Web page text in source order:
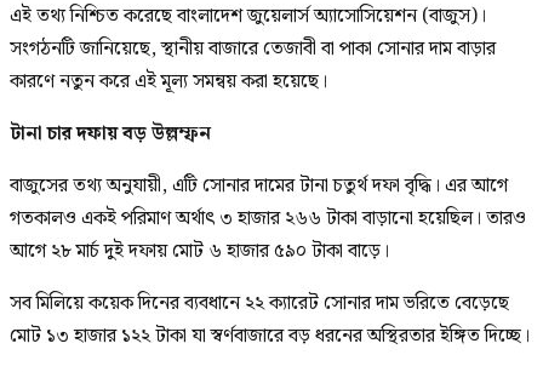
এই তথ্য নিশ্চিত করেছে বাংলাদেশ জুয়েলার্স অ্যাসোসিয়েশন (বাজুস)।
সংগঠনটি জানিয়েছে, স্থানীয় বাজারে তেজাবী বা পাকা সোনার দাম বাড়ার
কারণে নতুন করে এই মূল্য সমন্বয় করা হয়েছে।
টানা চার দফায় বড় উল্লম্ফন
বাজুসের তথ্য অনুযায়ী, এটি সোনার দামের টানা চতুর্থ দফা বৃদ্ধি। এর আগে
গতকালও একই পরিমাণ অর্থাৎ ৩ হাজার ২৬৬ টাকা বাড়ানো হয়েছিল। তারও
আগে ২৮ মার্চ দুই দফায় মোট ৬ হাজার ৫৯০ টাকা বাড়ে।
সব মিলিয়ে কয়েক দিনের ব্যবধানে ২২ ক্যারেট সোনার দাম ভরিতে বেড়েছে
মোট ১৩ হাজার ১২২ টাকা যা স্বর্ণবাজারে বড় ধরনের অস্থিরতার ইঙ্গিত দিচ্ছে।